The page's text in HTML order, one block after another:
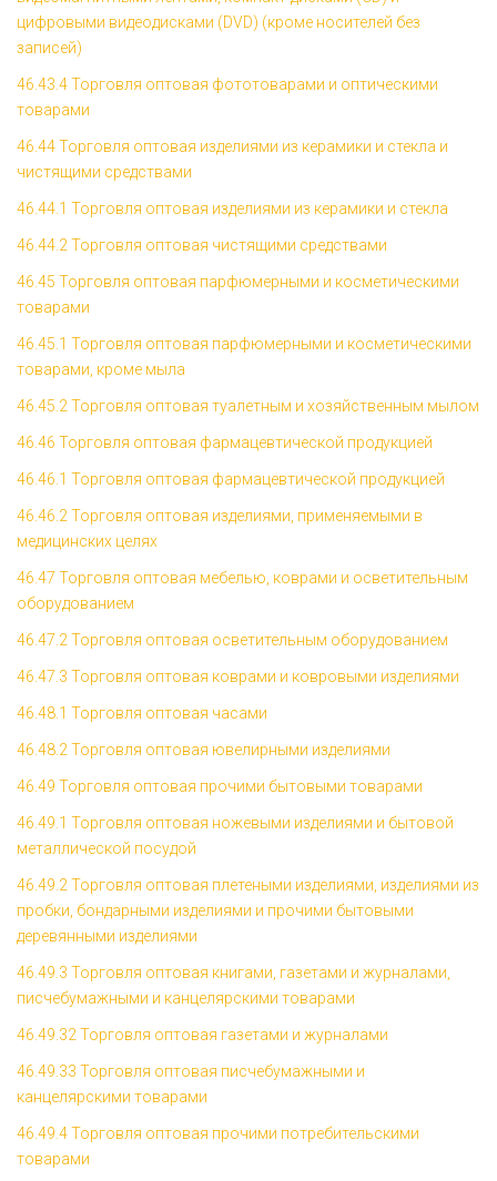
цифровыми видеодисками (DVD) (кроме носителей без
записей)
46.43.4 Торговля оптовая фототоварами и оптическими
товарами
46.44 Торговля оптовая изделиями из керамики и стекла и
чистящими средствами
46.44.1 Торговля оптовая изделиями из керамики и стекла
46.44.2 Торговля оптовая чистящими средствами
46.45 Торговля оптовая парфюмерными и косметическими
товарами
46.45.1 Торговля оптовая парфюмерными и косметическими
товарами, кроме мыла
46.45.2 Торговля оптовая туалетным и хозяйственным мылом
46.46 Торговля оптовая фармацевтической продукцией
46.46.1 Торговля оптовая фармацевтической продукцией
46.46.2 Торговля оптовая изделиями, применяемыми в
медицинских целях
46.47 Торговля оптовая мебелью, коврами и осветительным
оборудованием
46.47.2 Торговля оптовая осветительным оборудованием
46.47.3 Торговля оптовая коврами и ковровыми изделиями
46.48.1 Торговля оптовая часами
46.48.2 Торговля оптовая ювелирными изделиями
46.49 Торговля оптовая прочими бытовыми товарами
46.49.1 Торговля оптовая ножевыми изделиями и бытовой
металлической посудой
46.49.2 Торговля оптовая плетеными изделиями, изделиями из
пробки, бондарными изделиями и прочими бытовыми
деревянными изделиями
46.49.3 Торговля оптовая книгами, газетами и журналами,
писчебумажными и канцелярскими товарами
46.49.32 Торговля оптовая газетами и журналами
46.49.33 Торговля оптовая писчебумажными и
канцелярскими товарами
46.49.4 Торговля оптовая прочими потребительскими
товарами